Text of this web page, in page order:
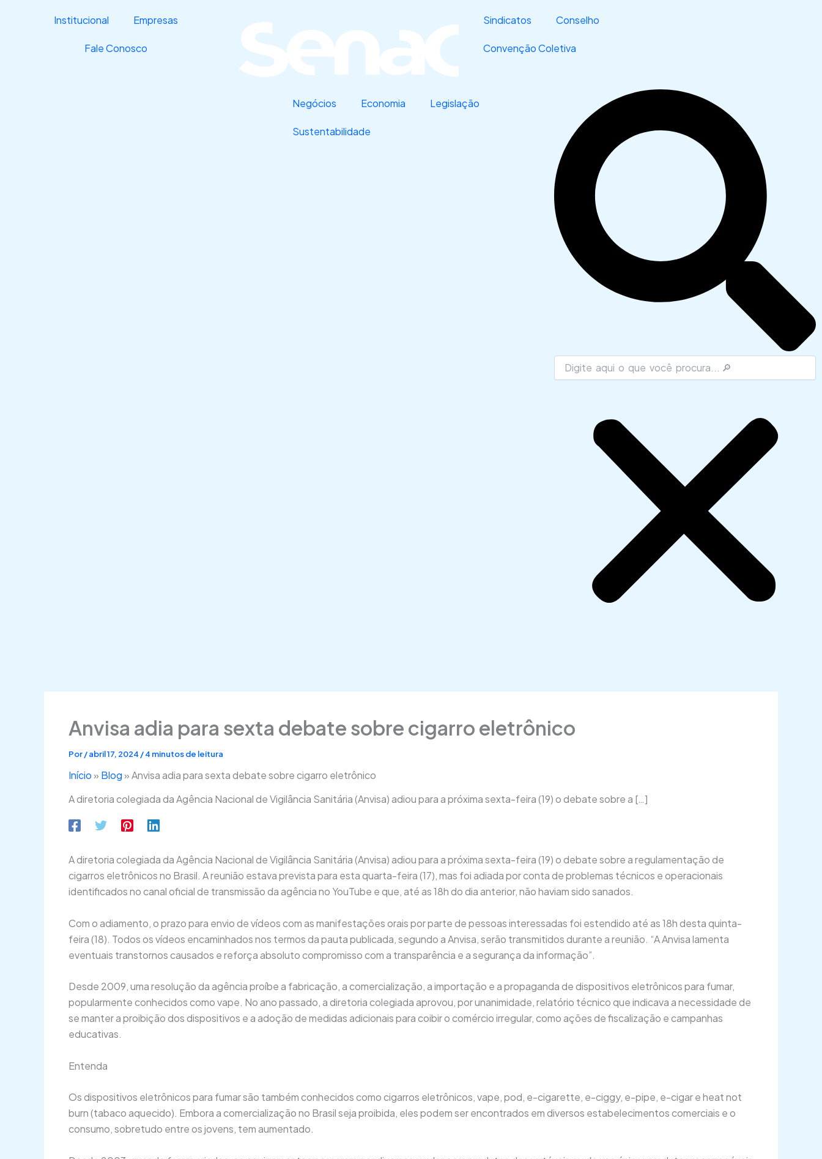
Institucional Empresas
Fale Conosco
Sindicatos Conselho
Convenção Coletiva
Negócios Economia Legislação
Sustentabilidade
Anvisa adia para sexta debate sobre cigarro eletrônico
Por/abril 17, 2024 /4 minutos de leitura
Início » Blog »Anvisa adia para sexta debate sobre cigarro eletrônico
A diretoria colegiada da Agência Nacional de Vigilância Sanitária (Anvisa) adiou para a próxima sexta-feira (19) o debate sobre a […]
A diretoria colegiada da Agência Nacional de Vigilância Sanitária (Anvisa) adiou para a próxima sexta-feira (19) o debate sobre a regulamentação de
cigarros eletrônicos no Brasil. A reunião estava prevista para esta quarta-feira (17), mas foi adiada por conta de problemas técnicos e operacionais
identificados no canal oficial de transmissão da agência no YouTube e que, até as 18h do dia anterior, não haviam sido sanados.
Com o adiamento, o prazo para envio de vídeos com as manifestações orais por parte de pessoas interessadas foi estendido até as 18h desta quinta-
feira (18). Todos os vídeos encaminhados nos termos da pauta publicada, segundo a Anvisa, serão transmitidos durante a reunião. “A Anvisa lamenta
eventuais transtornos causados e reforça absoluto compromisso com a transparência e a segurança da informação”.
Desde 2009, uma resolução da agência proíbe a fabricação, a comercialização, a importação e a propaganda de dispositivos eletrônicos para fumar,
popularmente conhecidos como vape. No ano passado, a diretoria colegiada aprovou, por unanimidade, relatório técnico que indicava a necessidade de
se manter a proibição dos dispositivos e a adoção de medidas adicionais para coibir o comércio irregular, como ações de fiscalização e campanhas
educativas.
Entenda
Os dispositivos eletrônicos para fumar são também conhecidos como cigarros eletrônicos, vape, pod, e-cigarette, e-ciggy, e-pipe, e-cigar e heat not
burn (tabaco aquecido). Embora a comercialização no Brasil seja proibida, eles podem ser encontrados em diversos estabelecimentos comerciais e o
consumo, sobretudo entre os jovens, tem aumentado.